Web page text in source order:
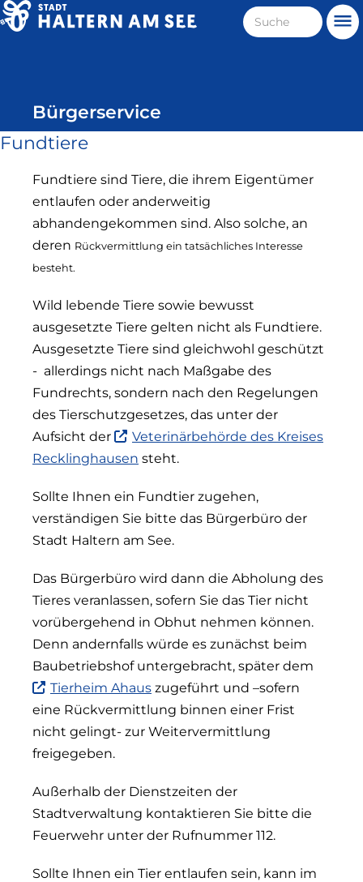
Direkt
zum
Suche
Bürgerservice
Fundtiere
Fundtiere sind Tiere, die ihrem Eigentümer
entlaufen oder anderweitig
abhandengekommen sind. Also solche, an
deren Rückvermittlung ein tatsächliches Interesse
besteht.
Wild lebende Tiere sowie bewusst
ausgesetzte Tiere gelten nicht als Fundtiere.
Ausgesetzte Tiere sind gleichwohl geschützt
- allerdings nicht nach Maßgabe des
Fundrechts, sondern nach den Regelungen
des Tierschutzgesetzes, das unter der
Aufsicht der
Veterinärbehörde des Kreises
Recklinghausen (Link
extern
öffnet
in
Fenster)
steht.
Sollte Ihnen ein Fundtier zugehen,
verständigen Sie bitte das Bürgerbüro der
Stadt Haltern am See.
Das Bürgerbüro wird dann die Abholung des
Tieres veranlassen, sofern Sie das Tier nicht
vorübergehend in Obhut nehmen können.
Denn andernfalls würde es zunächst beim
Baubetriebshof untergebracht, später dem
Tierheim Ahaus (Link
extern
und
neuem
Fenster)
zugeführt und –sofern
eine Rückvermittlung binnen einer Frist
nicht gelingt- zur Weitervermittlung
freigegeben.
Außerhalb der Dienstzeiten der
Stadtverwaltung kontaktieren Sie bitte die
Feuerwehr unter der Rufnummer 112.
Sollte Ihnen ein Tier entlaufen sein, kann im